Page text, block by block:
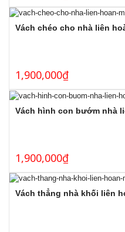
Vách chéo cho nhà liên
1,900,000₫
Vách hình con bướm nhà
1,900,000₫
Vách thẳng nhà khối liên